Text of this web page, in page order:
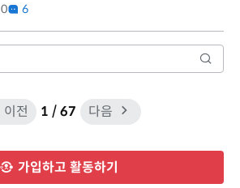
0 6
이전 1 / 67 다음
가입하고 활동하기